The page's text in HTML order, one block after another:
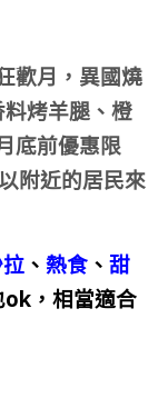
歡月，異國燒
烤羊腿、橙
底前優惠限
附近的居民來
、 熱食 、 甜
， 相當適合